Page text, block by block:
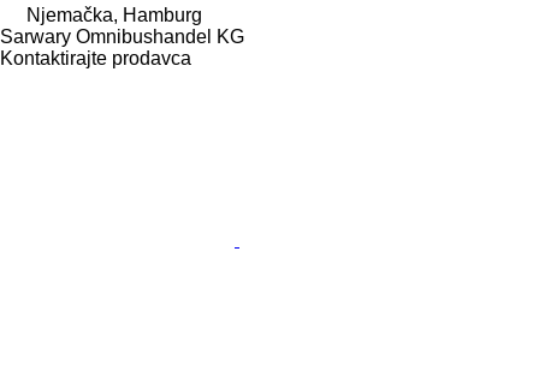
Njemačka, Hamburg
Sarwary Omnibushandel KG
Kontaktirajte prodavca